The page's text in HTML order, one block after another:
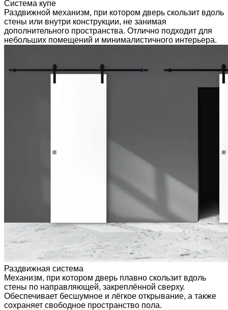
Система купе
Раздвижной механизм, при котором дверь скользит вдоль
стены или внутри конструкции, не занимая
дополнительного пространства. Отлично подходит для
небольших помещений и минималистичного интерьера.
Раздвижная система
Механизм, при котором дверь плавно скользит вдоль
стены по направляющей, закреплённой сверху.
Обеспечивает бесшумное и лёгкое открывание, а также
сохраняет свободное пространство пола.